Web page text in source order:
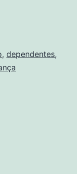
, dependentes,